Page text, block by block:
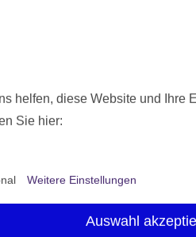
Warenkorb
helfen, diese Website und Ihre
Sie hier:
Weitere Einstellungen
Auswahl